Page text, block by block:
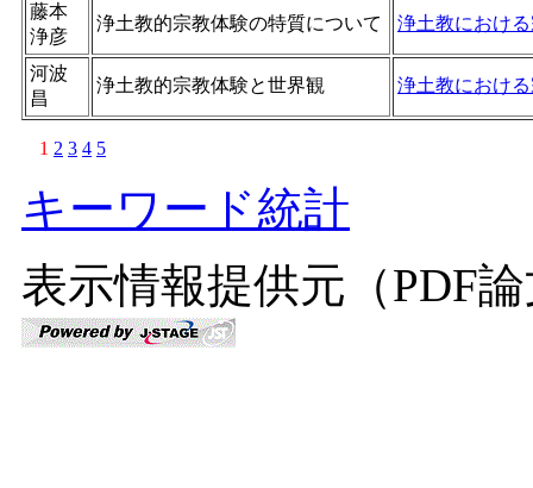
藤本
浄彦
浄土教的宗教体験の特質について 浄土教におけ
河波
昌
浄土教的宗教体験と世界観 浄土教におけ
1 2 3 4 5
キーワード統計
表示情報提供元（PDF